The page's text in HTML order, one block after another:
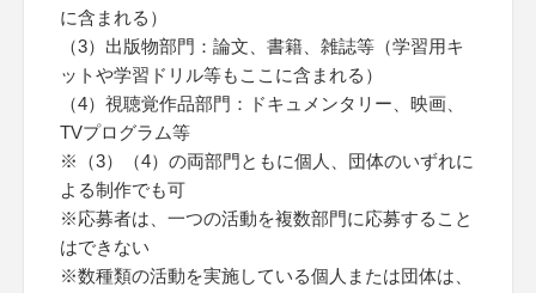
に含まれる）
（3）出版物部門：論文、書籍、雑誌等（学習用キ
ットや学習ドリル等もここに含まれる）
（4）視聴覚作品部門：ドキュメンタリー、映画、
TVプログラム等
※（3）（4）の両部門ともに個人、団体のいずれに
よる制作でも可
※応募者は、一つの活動を複数部門に応募すること
はできない
※数種類の活動を実施している個人または団体は、